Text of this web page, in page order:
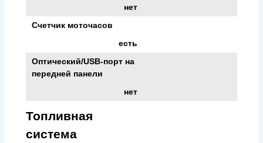
нет
Счетчик моточасов
есть
Оптический/USB-порт на
передней панели
нет
Топливная
система